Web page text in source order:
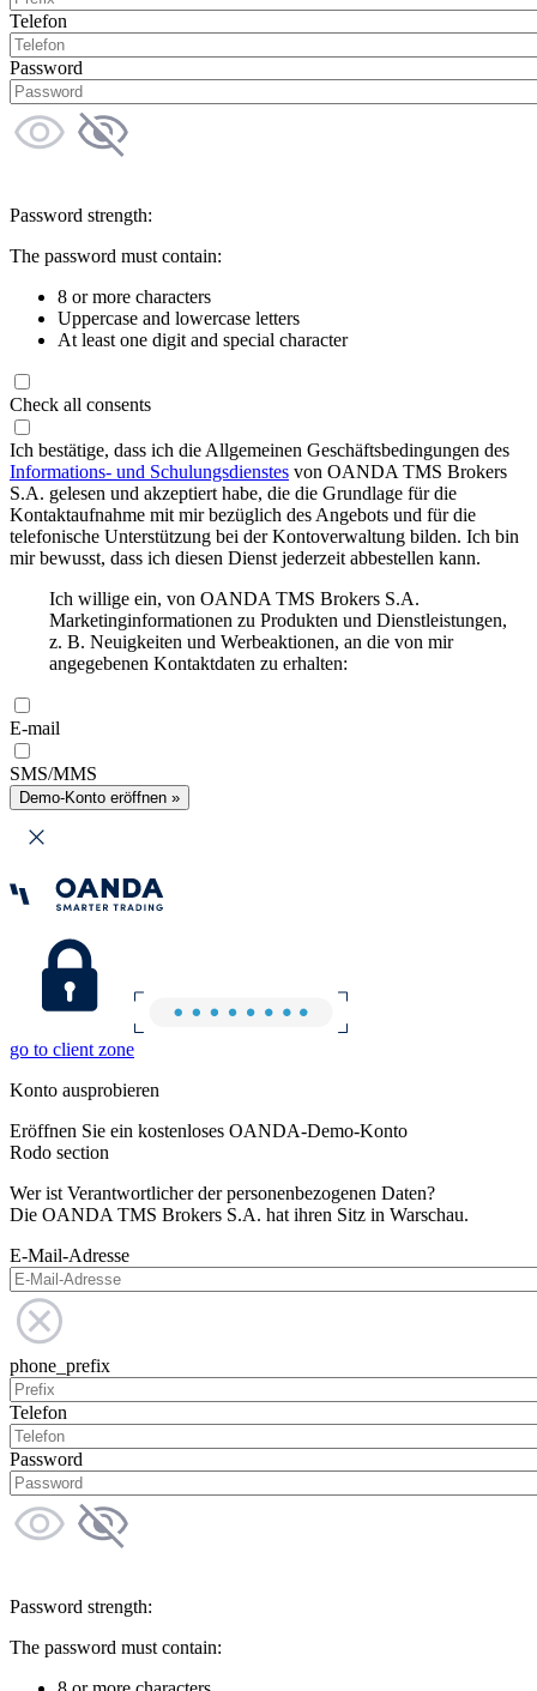
Telefon
Password
Password strength:
The password must contain:
8 or more characters
Uppercase and lowercase letters
At least one digit and special character
Check all consents
Ich bestätige, dass ich die Allgemeinen Geschäftsbedingungen des
Informations- und Schulungsdienstes von OANDA TMS Brokers
S.A. gelesen und akzeptiert habe, die die Grundlage für die
Kontaktaufnahme mit mir bezüglich des Angebots und für die
telefonische Unterstützung bei der Kontoverwaltung bilden. Ich bin
mir bewusst, dass ich diesen Dienst jederzeit abbestellen kann.
Ich willige ein, von OANDA TMS Brokers S.A.
Marketinginformationen zu Produkten und Dienstleistungen,
z. B. Neuigkeiten und Werbeaktionen, an die von mir
angegebenen Kontaktdaten zu erhalten:
E-mail
SMS/MMS
Demo-Konto eröffnen »
go to client zone
Konto ausprobieren
Eröffnen Sie ein kostenloses OANDA-Demo-Konto
Rodo section
Wer ist Verantwortlicher der personenbezogenen Daten?
Die OANDA TMS Brokers S.A. hat ihren Sitz in Warschau.
E-Mail-Adresse
phone_prefix
Telefon
Password
Password strength:
The password must contain: